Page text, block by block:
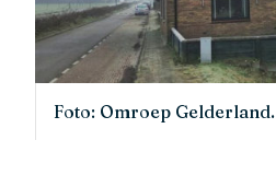
Foto: Omroep Gelderland.